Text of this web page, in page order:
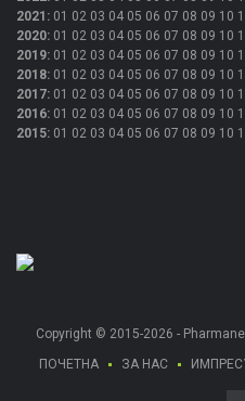
2021 : 01 02 03 04 05 06 07 08 09 10
2020: 01 02 03 04 05 06 07 08 09 10
2019: 01 02 03 04 05 06 07 08 09 10
2018: 01 02 03 04 05 06 07 08 09 10
2017: 01 02 03 04 05 06 07 08 09 10
2016: 01 02 03 04 05 06 07 08 09 10
2015: 01 02 03 04 05 06 07 08 09 10
Copyright © 2015-2026 -
ПОЧЕТНА
ЗА НАС